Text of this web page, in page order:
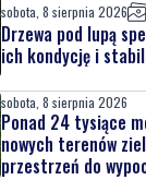
sobota, 8 sierpnia 2026
Ponad 24 tysiące
nowych terenów
przestrzeń do
sobota, 8 sierpnia 2026
Ochrona przyrody
usuwali inwazyjne